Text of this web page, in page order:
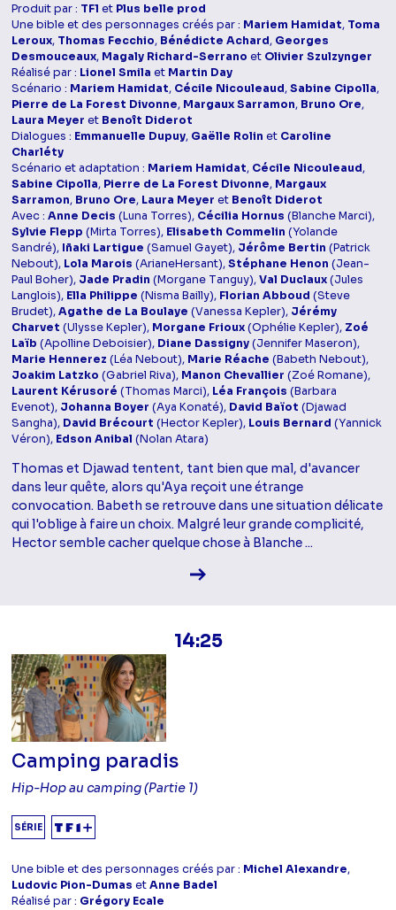
Produit par : TF1 et Plus belle prod
Une bible et des personnages créés par : Mariem Hamidat, Toma
Leroux, Thomas Fecchio, Bénédicte Achard, Georges
Desmouceaux, Magaly Richard-Serrano et Olivier Szulzynger
Réalisé par : Lionel Smila et Martin Day
Scénario : Mariem Hamidat, Cécile Nicouleaud,Sabine Cipolla,
Pierre de La Forest Divonne, Margaux Sarramon, Bruno Ore,
Laura Meyer et Benoît Diderot
Dialogues : Emmanuelle Dupuy, Gaëlle Rolin et Caroline
Charléty
Scénario et adaptation : Mariem Hamidat, Cécile Nicouleaud,
Sabine Cipolla, Pierre de La Forest Divonne, Margaux
Sarramon, Bruno Ore, Laura Meyer et Benoît Diderot
Avec :Anne Decis (Luna Torres), Cécilia Hornus (Blanche Marci),
Sylvie Flepp (Mirta Torres), Elisabeth Commelin (Yolande
Sandré), Iñaki Lartigue (Samuel Gayet), Jérôme Bertin (Patrick
Nebout), Lola Marois (ArianeHersant),Stéphane Henon (Jean-
Paul Boher), Jade Pradin (Morgane Tanguy),Val Duclaux(Jules
Langlois), Ella Philippe (Nisma Bailly), Florian Abboud (Steve
Brudet),Agathe de La Boulaye (Vanessa Kepler), Jérémy
Charvet (Ulysse Kepler), Morgane Frioux(Ophélie Kepler), Zoé
Laïb (Apolline Deboisier), Diane Dassigny(Jennifer Maseron),
Marie Hennerez (Léa Nebout), Marie Réache (Babeth Nebout),
Joakim Latzko (Gabriel Riva), Manon Chevallier (Zoé Romane),
Laurent Kérusoré (Thomas Marci), Léa François (Barbara
Evenot), Johanna Boyer (Aya Konaté), David Baïot (Djawad
Sangha), David Brécourt (Hector Kepler), Louis Bernard (Yannick
Véron), Edson Anibal (Nolan Atara)
Thomas et Djawad tentent, tant bien que mal, d'avancer
dans leur quête, alors qu'Aya reçoit une étrange
convocation. Babeth se retrouve dans une situation délicate
qui l'oblige à faire un choix. Malgré leur grande complicité,
Hector semble cacher quelque chose à Blanche ...
Voir la fiche diffusion
14:25
Camping paradis
Hip-Hop au camping (Partie 1)
SÉRIE
Une bible et des personnages créés par : Michel Alexandre,
Ludovic Pion-Dumas etAnne Badel
Réalisé par : Grégory Ecale